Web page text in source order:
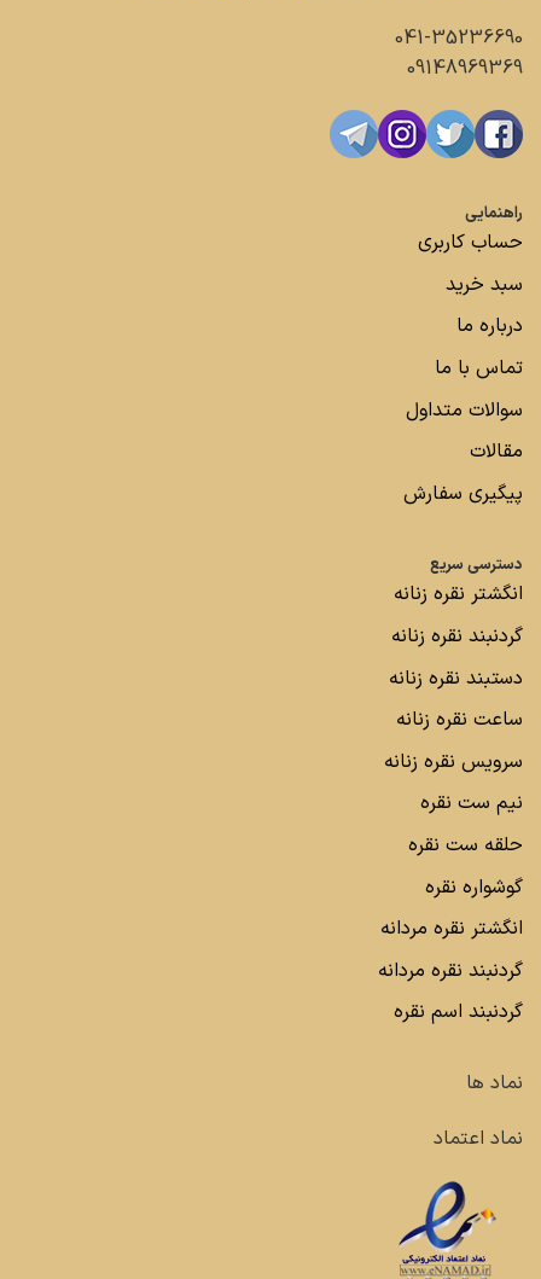
041-35236690
09148969369
راهنمایی
حساب کاربری
سبد خرید
درباره ما
تماس با ما
سوالات متداول
مقالات
پیگیری سفارش
دسترسی سریع
انگشتر نقره زنانه
گردنبند نقره زنانه
دستبند نقره زنانه
ساعت نقره زنانه
سرویس نقره زنانه
نیم ست نقره
حلقه ست نقره
گوشواره نقره
انگشتر نقره مردانه
گردنبند نقره مردانه
گردنبند اسم نقره
نماد ها
نماد اعتماد